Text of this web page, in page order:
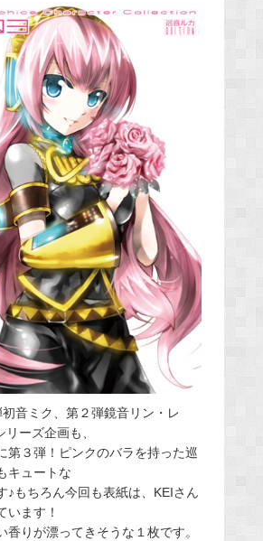
音ミク、第２弾鏡音リン・レ
ーズ企画も、
第３弾！ピンクのバラを持った巡
キュートな
♪もちろん今回も表紙は、KEIさん
います！
香りが漂ってきそうな１枚です。